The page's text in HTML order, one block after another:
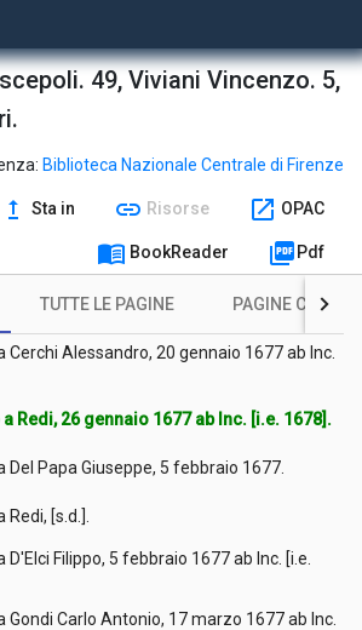
49, Viviani Vincenzo. 5,
Biblioteca Nazionale Centrale di Firenze
upgrade Sta in link Risorse open_in_new OPAC
menu_book BookReader picture_as_pdf Pdf
TUTTE LE PAGINE PAGINE CON
Magalotti Lorenzo, 25 maggio 1676.
Falconieri Paolo, 29 aprile 1676.
Micalori Giovanni Battista, 12 dicembre
Gondi Carlo Antonio, 15 gennaio 1677 ab
Cerchi Alessandro, 20 gennaio 1677 ab Inc.
Redi, 26 gennaio 1677 ab Inc. [i.e. 1678].
Del Papa Giuseppe, 5 febbraio 1677.
Redi, [s.d.].
Filippo, 5 febbraio 1677 ab Inc. [i.e.
Gondi Carlo Antonio, 17 marzo 1677 ab Inc.